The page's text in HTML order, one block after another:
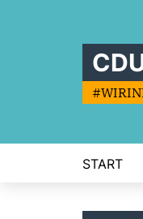
START